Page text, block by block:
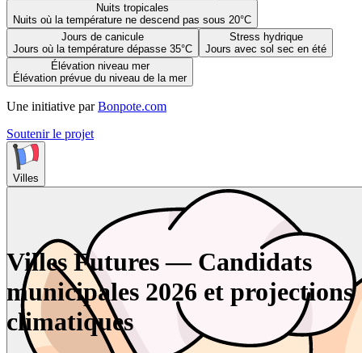
Nuits tropicales
Nuits où la température ne descend pas sous 20°C
Jours de canicule
Jours où la température dépasse 35°C
Stress hydrique
Jours avec sol sec en été
Élévation niveau mer
Élévation prévue du niveau de la mer
Une initiative par Bonpote.com
Soutenir le projet
Villes
Villes Futures — Candidats
municipales 2026 et projections
climatiques